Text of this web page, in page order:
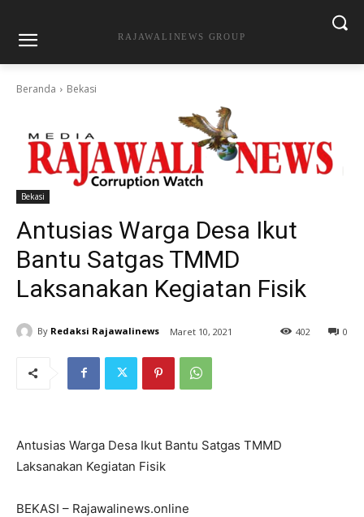
RAJAWALINEWS GROUP
Beranda Bekasi
Bekasi
Antusias Warga Desa Ikut
Bantu Satgas TMMD
Laksanakan Kegiatan Fisik
By Redaksi Rajawalinews Maret 10, 2021 0
402
Antusias Warga Desa Ikut Bantu Satgas TMMD
Laksanakan Kegiatan Fisik
BEKASI – Rajawalinews.online